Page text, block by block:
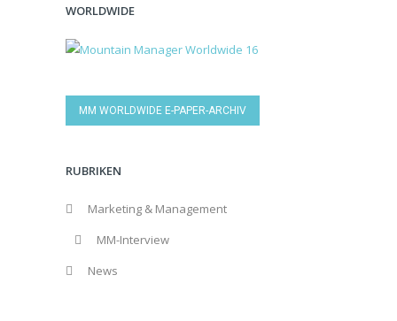
WORLDWIDE
MM WORLDWIDE E-PAPER-ARCHIV
RUBRIKEN
Marketing & Management
MM-Interview
News